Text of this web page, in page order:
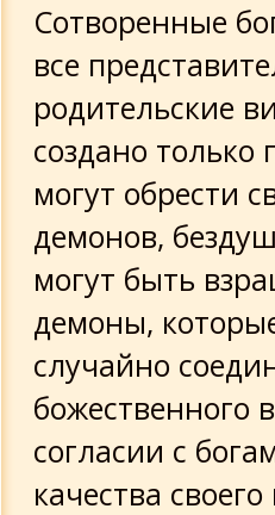
Сотворенные
все
родительские
создано
могут обрести
демонов,
могут быть
демоны,
случайно
божественного
согласии с
качества